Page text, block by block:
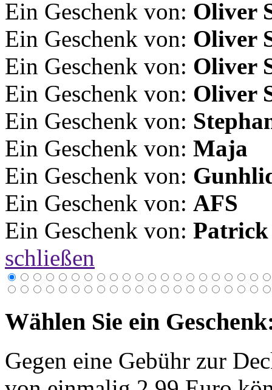
Ein Geschenk von: Oliver
Ein Geschenk von: Oliver
Ein Geschenk von: Oliver
Ein Geschenk von: Oliver
Ein Geschenk von:
Ein Geschenk von: Maja
Ein Geschenk von:
Ein Geschenk von: AFS
Ein Geschenk von: Patrick
schließen
Wählen Sie ein
Gegen eine Gebühr zur